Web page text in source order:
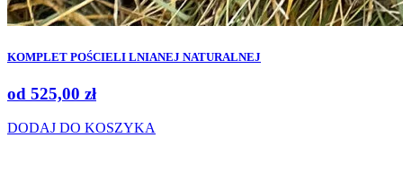
KOMPLET POŚCIELI LNIANEJ NATURALNEJ
od 525,00 zł
DODAJ DO KOSZYKA